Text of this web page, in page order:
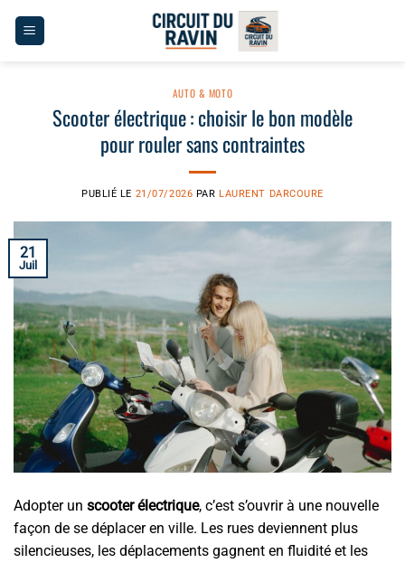
AUTO & MOTO
Scooter électrique : choisir le bon modèle
pour rouler sans contraintes
PUBLIÉ LE 21/07/2026 PAR LAURENT DARCOURE
21
Juil
Adopter un scooter électrique, c’est s’ouvrir à une nouvelle
façon de se déplacer en ville. Les rues deviennent plus
silencieuses, les déplacements gagnent en fluidité et les